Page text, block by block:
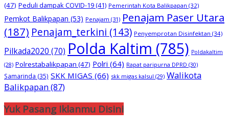
(47) Peduli dampak COVID-19(41) Pemerintah Kota Balikpapan (32)
Pemkot Balikpapan (53) Penajam (31) Penajam Paser Utara
(187) Penajam_terkini (143) Penyemprotan Disinfektan (34)
Pilkada2020 (70) Polda Kaltim (785) Poldakaltim
(28) Polrestabalikpapan (47) Polri (64) Rapat paripurna DPRD (30)
Samarinda (35) SKK MIGAS (66) skk migas kalsul (29) Walikota
Balikpapan(87)
Yuk Pasang Iklanmu Disini